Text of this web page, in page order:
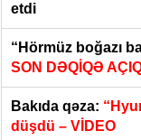
09.08.2026 - 12:42
vəziyyəti
etdi
“Hörmüz boğazı
SON DƏQİQƏ
Bakıda qəza:
düşdü – VİDEO